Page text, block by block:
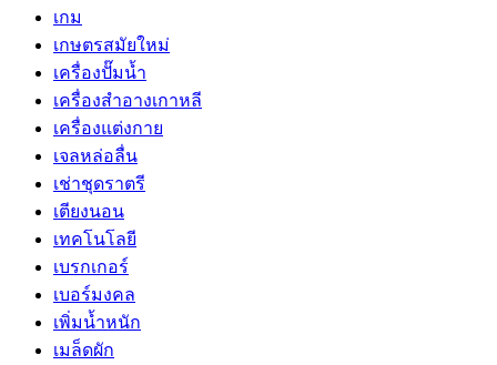
เกม
เกษตรสมัยใหม่
เครื่องปั๊มน้ำ
เครื่องสำอางเกาหลี
เครื่องแต่งกาย
เจลหล่อลื่น
เช่าชุดราตรี
เตียงนอน
เทคโนโลยี
เบรกเกอร์
เบอร์มงคล
เพิ่มน้ำหนัก
เมล็ดผัก